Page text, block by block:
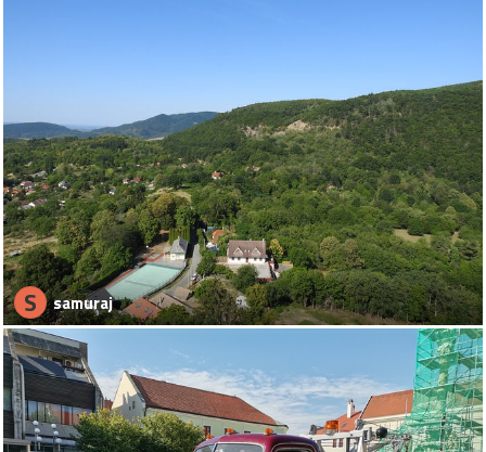
S samuraj